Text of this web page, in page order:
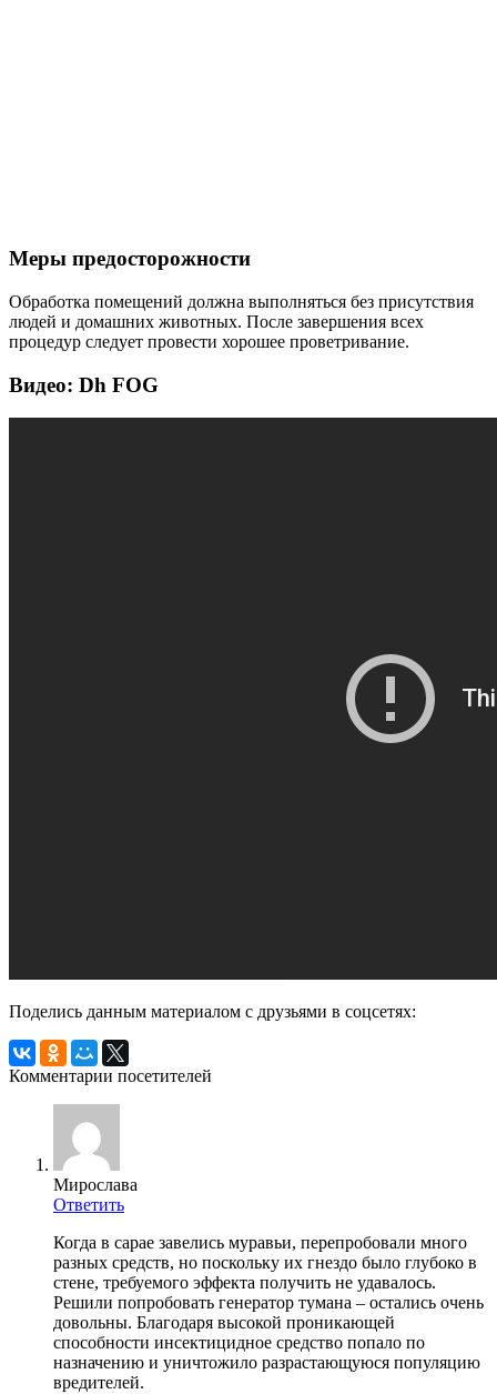
Меры предосторожности
Обработка помещений должна выполняться без присутствия
людей и домашних животных. После завершения всех
процедур следует провести хорошее проветривание.
Видео: Dh FOG
Поделись данным материалом с друзьями в соцсетях:
Комментарии посетителей
Мирослава
Ответить
Когда в сарае завелись муравьи, перепробовали много
разных средств, но поскольку их гнездо было глубоко в
стене, требуемого эффекта получить не удавалось.
Решили попробовать генератор тумана – остались очень
довольны. Благодаря высокой проникающей
способности инсектицидное средство попало по
назначению и уничтожило разрастающуюся популяцию
вредителей.